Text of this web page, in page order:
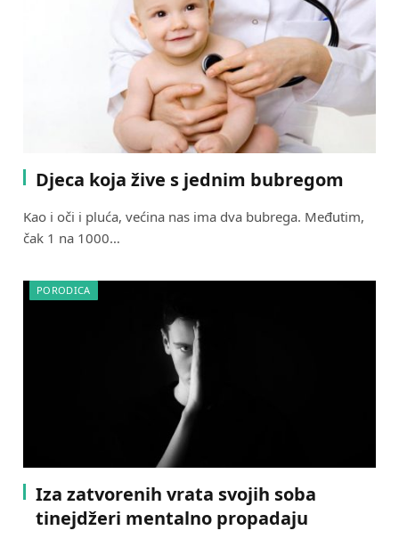
Djeca koja žive s jednim bubregom
Kao i oči i pluća, većina nas ima dva bubrega. Međutim,
čak 1 na 1000…
PORODICA
Iza zatvorenih vrata svojih soba
tinejdžeri mentalno propadaju